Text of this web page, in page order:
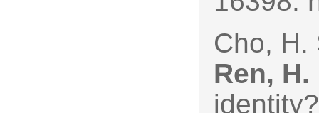
Cho, H.
Ren, H.